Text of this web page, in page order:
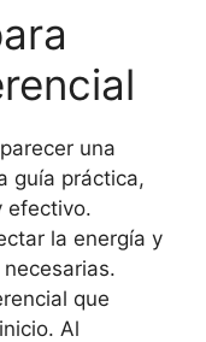
una
guía práctica,
efectivo.
la energía y
que
Al